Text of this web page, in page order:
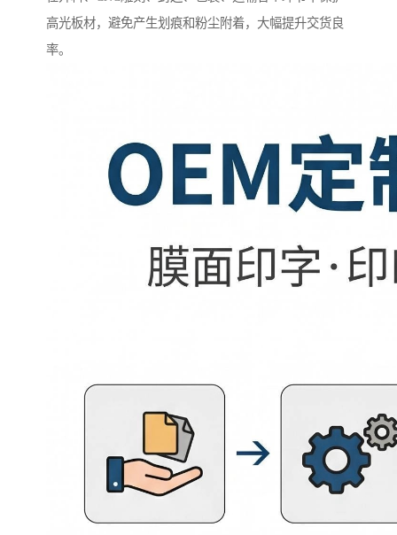
高光板材，避免产生划痕和粉尘附着，大幅提升交货良
率。